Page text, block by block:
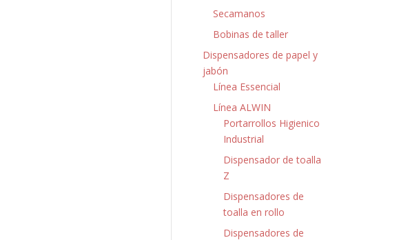
Secamanos
Bobinas de taller
Dispensadores de papel y
jabón
Línea Essencial
Línea ALWIN
Portarrollos Higienico
Industrial
Dispensador de toalla
Z
Dispensadores de
toalla en rollo
Dispensadores de